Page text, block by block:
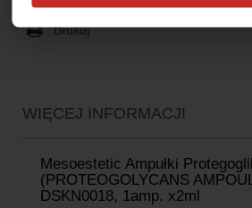
Kurier GLS
Kurier DPD 19,99 zł
Kurier DPD pobraniowy
Drukuj
WIĘCEJ INFORMACJI
Mesoestetic Ampułki
(PROTEOGOLYCANS
DSKN0018, 1amp. x2ml